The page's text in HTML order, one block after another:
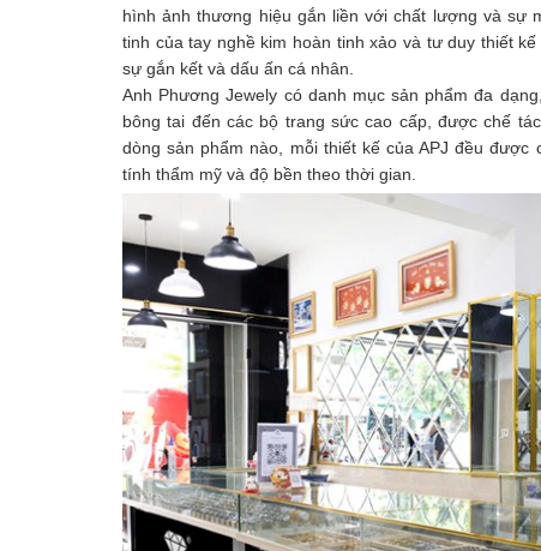
hình ảnh thương hiệu gắn liền với chất lượng và sự
tinh của tay nghề kim hoàn tinh xảo và tư duy thiết
sự gắn kết và dấu ấn cá nhân.
Anh Phương Jewely có danh mục sản phẩm đa
bông tai đến các bộ trang sức cao cấp, được chế
dòng sản phẩm nào, mỗi thiết kế của APJ đều
tính thẩm mỹ và độ bền theo thời gian.